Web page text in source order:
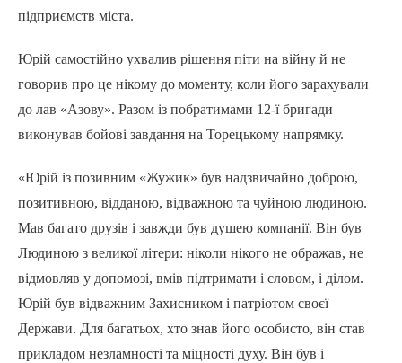
підприємств міста.
Юрій самостійно ухвалив рішення піти на війну й не
говорив про це нікому до моменту, коли його зарахували
до лав «Азову». Разом із побратимами 12-ї бригади
виконував бойові завдання на Торецькому напрямку.
«Юрій із позивним «Жужик» був надзвичайно доброю,
позитивною, відданою, відважною та чуйною людиною.
Мав багато друзів і завжди був душею компанії. Він був
Людиною з великої літери: ніколи нікого не ображав, не
відмовляв у допомозі, вмів підтримати і словом, і ділом.
Юрій був відважним Захисником і патріотом своєї
Держави. Для багатьох, хто знав його особисто, він став
прикладом незламності та міцності духу. Він був і